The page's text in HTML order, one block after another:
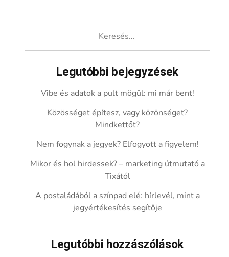
Legutóbbi bejegyzések
Vibe és adatok a pult mögül: mi már bent!
Közösséget építesz, vagy közönséget?
Mindkettőt?
Nem fogynak a jegyek? Elfogyott a figyelem!
Mikor és hol hirdessek? – marketing útmutató a
Tixától
A postaládából a színpad elé: hírlevél, mint a
jegyértékesítés segítője
Legutóbbi hozzászólások